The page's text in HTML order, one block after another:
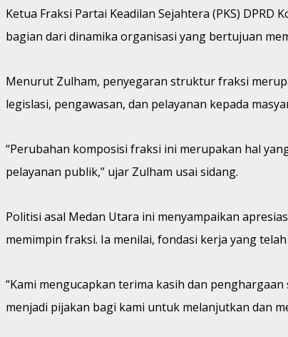
Ketua Fraksi Partai Keadilan Sejahtera (PKS)
bagian dari dinamika organisasi yang bertujuan
Menurut Zulham, penyegaran struktur fraksi
legislasi, pengawasan, dan pelayanan kepada
“Perubahan komposisi fraksi ini merupakan hal
pelayanan publik,” ujar Zulham usai sidang.
Politisi asal Medan Utara ini menyampaikan
memimpin fraksi. Ia menilai, fondasi kerja yang
“Kami mengucapkan terima kasih dan
menjadi pijakan bagi kami untuk melanjutkan dan